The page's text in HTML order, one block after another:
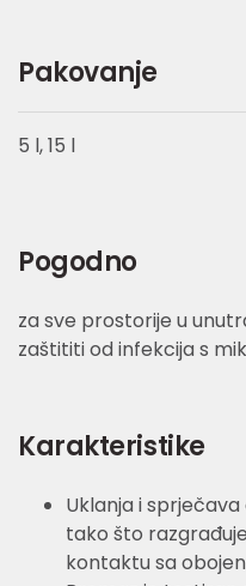
Pakovanje
5 l, 15 l
Pogodno
za sve prostorije u
zaštititi od infekcija s
Karakteristike
Uklanja i
tako što
kontaktu sa